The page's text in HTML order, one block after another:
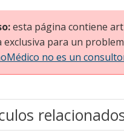
esta página contiene
exclusiva para un
no es un